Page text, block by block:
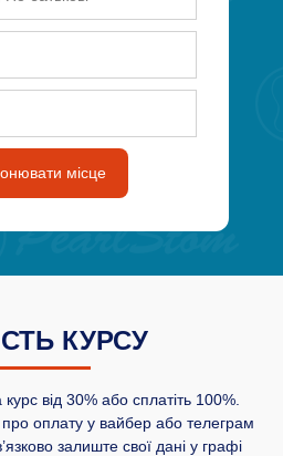
місце
КУРСУ
від 30% або сплатіть 100%.
про оплату у вайбер або телеграм
залиште свої дані у графі